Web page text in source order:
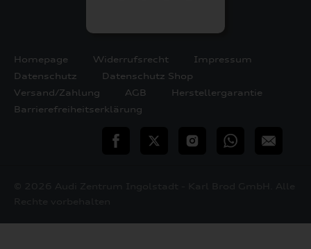
Homepage Widerrufsrecht
Impressum
Datenschutz
Datenschutz Shop
Versand/Zahlung
AGB
Herstellergarantie
Barrierefreiheitserklärung
teilen Twitter InstagramWhatsApp
E-